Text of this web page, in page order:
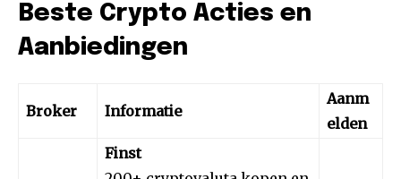
Beste Crypto Acties en
Aanbiedingen
Broker Informatie
Aanm
elden
Finst